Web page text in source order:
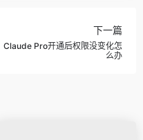
下一篇
Claude Pro开通后权限没变化怎
么办